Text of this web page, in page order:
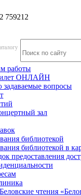
759212
работы
ОНЛАЙН
задаваемые вопросы
зал
библиотекой
библиотекой в
предоставления
чтения